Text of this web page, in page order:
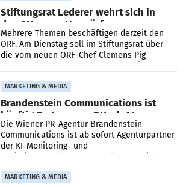
Stiftungsrat Lederer wehrt sich in
den SN gegen Vorwürfe
Mehrere Themen beschäftigen derzeit den
ORF. Am Dienstag soll im Stiftungsrat über
die vom neuen ORF-Chef Clemens Pig
MARKETING & MEDIA
Brandenstein Communications ist
künftig Partner von OtterlyAI
Die Wiener PR-Agentur Brandenstein
Communications ist ab sofort Agenturpartner
der KI-Monitoring- und
MARKETING & MEDIA